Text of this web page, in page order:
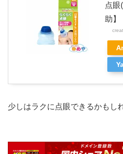
点
助】
少しはラクに点眼できるかもし